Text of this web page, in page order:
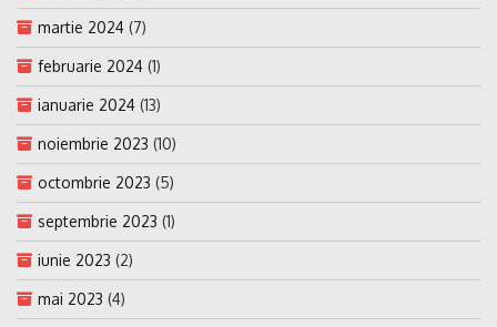
martie 2024 (7)
februarie 2024 (1)
ianuarie 2024 (13)
noiembrie 2023 (10)
octombrie 2023 (5)
septembrie 2023 (1)
iunie 2023 (2)
mai 2023 (4)